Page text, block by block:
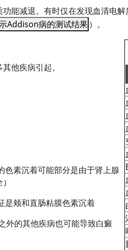
能减退。有时仅在发现血清电
Addison病的测试结果）。
他疾病引起。
色素沉着可能部分是由于肾上腺
是颊和直肠粘膜色素沉着
外的其他疾病也可能导致白癜